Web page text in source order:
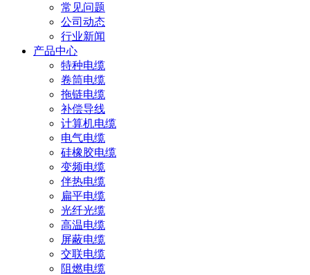
常见问题
公司动态
行业新闻
产品中心
特种电缆
卷筒电缆
拖链电缆
补偿导线
计算机电缆
电气电缆
硅橡胶电缆
变频电缆
伴热电缆
扁平电缆
光纤光缆
高温电缆
屏蔽电缆
交联电缆
阻燃电缆